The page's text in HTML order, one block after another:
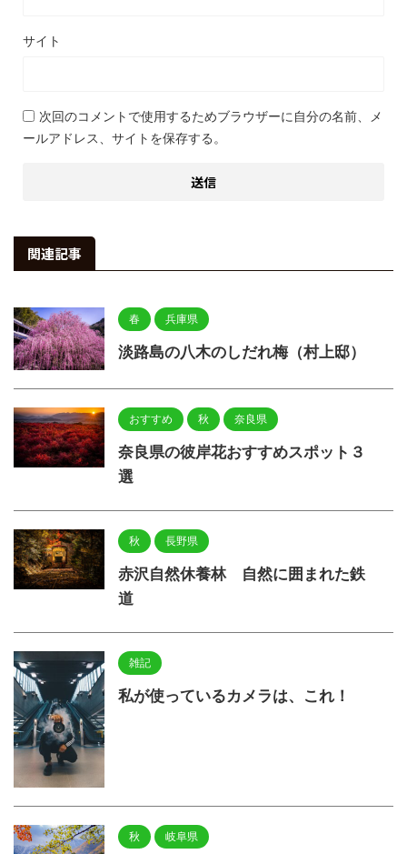
サイト
次回のコメントで使用するためブラウザーに自分の名前、メ
ールアドレス、サイトを保存する。
関連記事
春 兵庫県
淡路島の八木のしだれ梅（村上邸）
おすすめ 秋 奈良県
奈良県の彼岸花おすすめスポット３
選
秋 長野県
赤沢自然休養林 自然に囲まれた鉄
道
雑記
私が使っているカメラは、これ！
秋 岐阜県